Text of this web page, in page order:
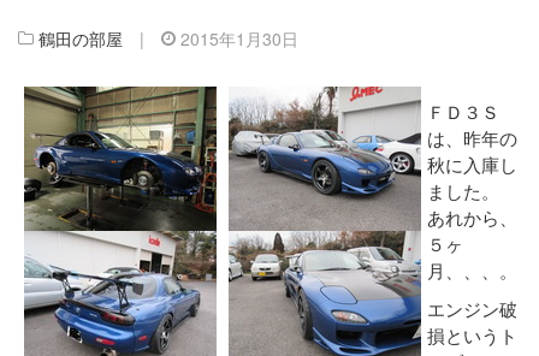
鶴田の部屋 | 2015年1月30日
ＦＤ３Ｓ
は、昨年の
秋に入庫し
ました。
あれから、
５ヶ
月、、、。
エンジン破
損というト